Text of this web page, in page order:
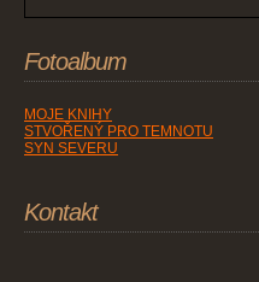
Fotoalbum
MOJE KNIHY
STVOŘENÝ PRO TEMNOTU
SYN SEVERU
Kontakt